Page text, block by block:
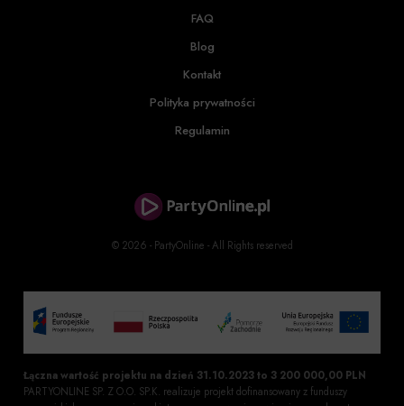
© 2026 - PartyOnline - All Rights reserved
FAQ
Blog
Kontakt
Polityka prywatności
Regulamin
Łączna wartość projektu na dzień 31.10.2023 to 3 200 000,00 PLN
PARTYONLINE SP. Z O.O. SP.K. realizuje projekt dofinansowany z funduszy